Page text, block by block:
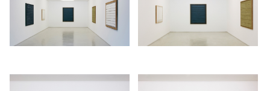
international art exhibitions such as Paris Biennale in 1961; São Paolo
Art Biennale in 1967 and 1977; Venice Biennale in 1995; and Prague
Biennale in 2009. His recent exhibitions include a major retrospective
at the National Museum of Modern and Contemporary Art, Korea,
institutions, such as Museum of Modern Art, New York; Solomon R.
하종현은 1959년 홍익대학교 졸업 후 서울에서 거주하며 활동하고 있
다. 1990년부터 1994년까지 홍익대학교 예술대학의 학장을 지냈고,
2001년부터 2006년까지 서울시립미술관 관장으로 재직하였다. 작가는
1999년 파리 에스파스폴리카르, 2003년 밀라노 무디마현대미술재단,
년 프라하비엔날레 등 해외 주요전시에 한국 대표작가로 참가했다. 최
/upload/installations/81744c08744a7b5f5995ee91a0c330a7.jpg
/upload/installations/